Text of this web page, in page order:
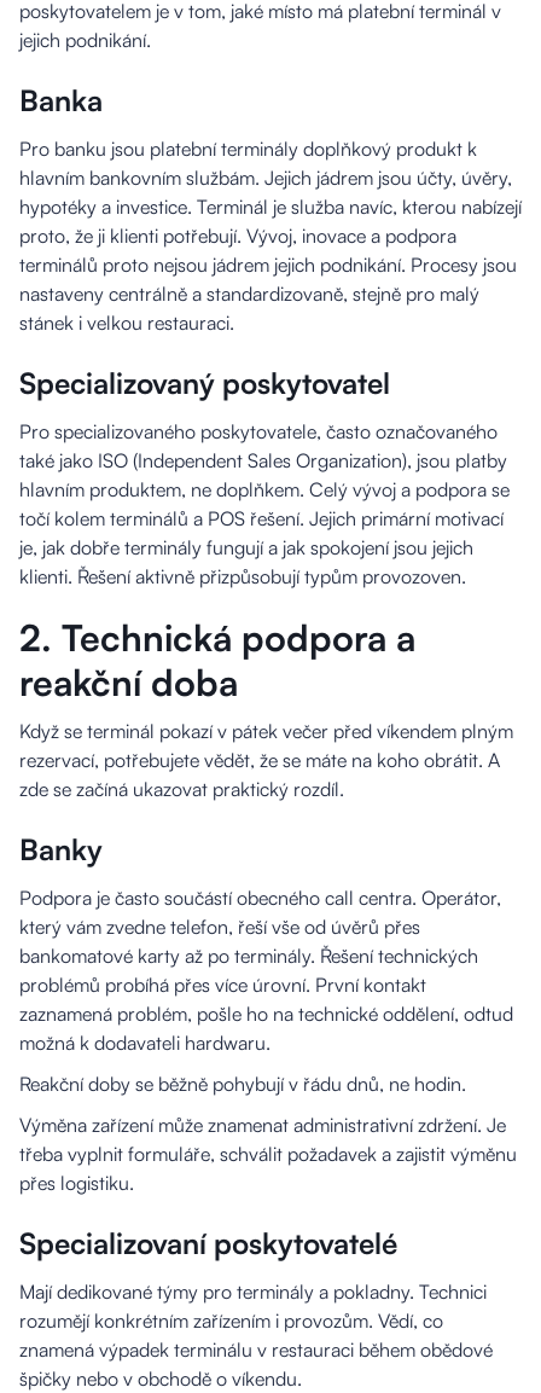
poskytovatelem je v tom, jaké místo má platební terminál v
jejich podnikání.
Banka
Pro banku jsou platební terminály doplňkový produkt k
hlavním bankovním službám. Jejich jádrem jsou účty, úvěry,
hypotéky a investice. Terminál je služba navíc, kterou nabízejí
proto, že ji klienti potřebují. Vývoj, inovace a podpora
terminálů proto nejsou jádrem jejich podnikání. Procesy jsou
nastaveny centrálně a standardizovaně, stejně pro malý
stánek i velkou restauraci.
Specializovaný poskytovatel
Pro specializovaného poskytovatele, často označovaného
také jako ISO (Independent Sales Organization), jsou platby
hlavním produktem, ne doplňkem. Celý vývoj a podpora se
točí kolem terminálů a POS řešení. Jejich primární motivací
je, jak dobře terminály fungují a jak spokojení jsou jejich
klienti. Řešení aktivně přizpůsobují typům provozoven.
2. Technická podpora a
reakční doba
Když se terminál pokazí v pátek večer před víkendem plným
rezervací, potřebujete vědět, že se máte na koho obrátit. A
zde se začíná ukazovat praktický rozdíl.
Banky
Podpora je často součástí obecného call centra. Operátor,
který vám zvedne telefon, řeší vše od úvěrů přes
bankomatové karty až po terminály. Řešení technických
problémů probíhá přes více úrovní. První kontakt
zaznamená problém, pošle ho na technické oddělení, odtud
možná k dodavateli hardwaru.
Reakční doby se běžně pohybují v řádu dnů, ne hodin.
Výměna zařízení může znamenat administrativní zdržení. Je
třeba vyplnit formuláře, schválit požadavek a zajistit výměnu
přes logistiku.
Specializovaní poskytovatelé
Mají dedikované týmy pro terminály a pokladny. Technici
rozumějí konkrétním zařízením i provozům. Vědí, co
znamená výpadek terminálu v restauraci během obědové
špičky nebo v obchodě o víkendu.